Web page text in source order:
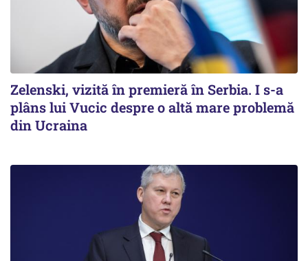
Zelenski, vizită în premieră în Serbia. I s-a
plâns lui Vucic despre o altă mare problemă
din Ucraina